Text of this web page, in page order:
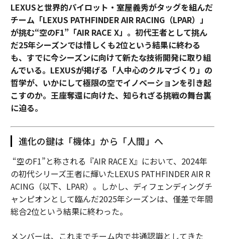
LEXUSと世界的パイロット・室屋義秀がタッグを組んだ
チーム「LEXUS PATHFINDER AIR RACING（LPAR）」
が挑む“空のF1”「AIR RACE X」。初代王者として挑ん
だ25年シーズンでは惜しくも2位という結果に終わる
も、すでに今シーズンに向けて新たな技術開発に取り組
んでいる。LEXUSが掲げる「人中心のクルマづくり」の
哲学が、いかにして極限の空でイノベーションを引き起
こすのか。王座奪還に向けた、知られざる挑戦の舞台裏
に迫る。
進化の鍵は「機体」から「人間」へ
“空のF1”と称される『AIR RACE X』において、2024年
の初代シリーズ王者に輝いたLEXUS PATHFINDER AIR R
ACING（以下、LPAR）。しかし、ディフェンディングチ
ャンピオンとして臨んだ2025年シーズンは、僅差で年間
総合2位という結果に終わった。
メンバーは、これまでチーム内で共通認識としてきた